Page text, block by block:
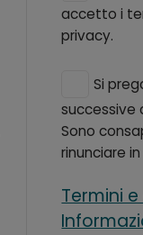
accetto i
privacy.
Si
successive
Sono
rinunciare
Termini